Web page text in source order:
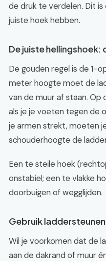
de druk te verdelen. Dit
juiste hoek hebben.
De juiste
De gouden regel is de 1-
meter hoogte moet de
van de muur af staan.
als je je voeten tegen de
je armen strekt, moeten
schouderhoogte de
Een te steile hoek
onstabiel; een te vlakke
doorbuigen of wegglijden.
Gebruik
Wil je voorkomen dat de
aan de dakrand of muur